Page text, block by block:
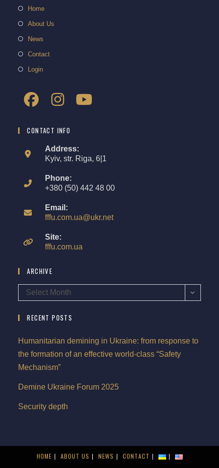
Home
About Us
News
Contact
Login
CONTACT INFO
Address:
Kyiv, str. Riga, 6|1
Phone:
+380 (50) 442 48 00
Email:
fffu.com.ua@ukr.net
Site:
fffu.com.ua
ARCHIVE
Select Month
RECENT POSTS
Humanitarian demining in Ukraine: from response to
the formation of an effective world-class “Safety
Mechanism”
Demine Ukraine Forum 2025
Security depth
HOME ABOUT US NEWS CONTACT